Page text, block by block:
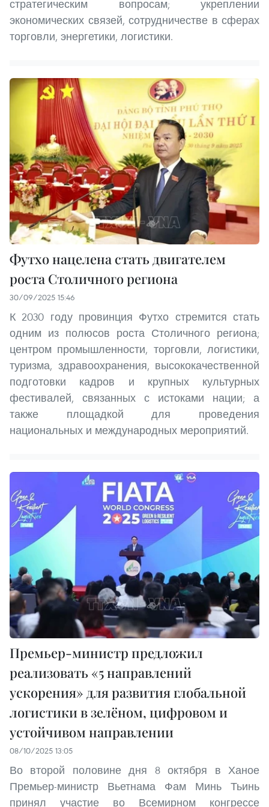
стратегическим вопросам; укреплении
экономических связей, сотрудничестве в сферах
торговли, энергетики, логистики.
Футхо нацелена стать двигателем
роста Столичного региона
30/09/2025 15:46
К 2030 году провинция Футхо стремится стать
одним из полюсов роста Столичного региона;
центром промышленности, торговли, логистики,
туризма, здравоохранения, высококачественной
подготовки кадров и крупных культурных
фестивалей, связанных с истоками нации; а
также площадкой для проведения
национальных и международных мероприятий.
Премьер-министр предложил
реализовать «5 направлений
ускорения» для развития глобальной
логистики в зелёном, цифровом и
устойчивом направлении
08/10/2025 13:05
Во второй половине дня 8 октября в Ханое
Премьер-министр Вьетнама Фам Минь Тьинь
принял участие во Всемирном конгрессе